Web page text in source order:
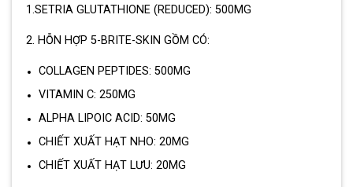
1.SETRIA GLUTATHIONE (REDUCED): 500MG
2. HỖN HỢP 5-BRITE-SKIN GỒM CÓ:
COLLAGEN PEPTIDES: 500MG
VITAMIN C: 250MG
ALPHA LIPOIC ACID: 50MG
CHIẾT XUẤT HẠT NHO: 20MG
CHIẾT XUẤT HẠT LƯU: 20MG